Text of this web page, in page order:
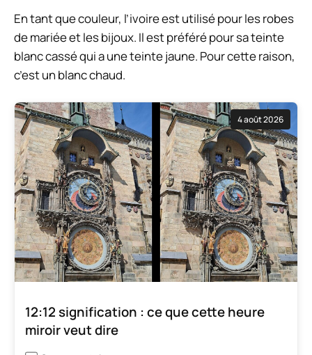
En tant que couleur, l’ivoire est utilisé pour les robes
de mariée et les bijoux. Il est préféré pour sa teinte
blanc cassé qui a une teinte jaune. Pour cette raison,
c’est un blanc chaud.
4 août 2026
12:12 signification : ce que cette heure
miroir veut dire